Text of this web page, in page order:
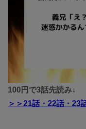
100円で3話先読み↓
＞＞21話・22話・23